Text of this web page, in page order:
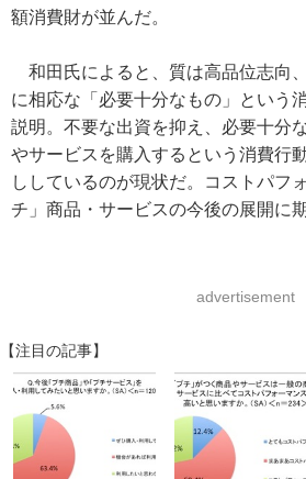
額消費財が並んだ。
和田氏によると、質は高品位志向
に相応な「必要十分なもの」という
説明。不要な出資を抑え、必要十分
やサービスを購入するという消費行
ししているのが現状だ。コストパフ
チ」商品・サービスの今後の展開に
advertisement
【注目の記事】